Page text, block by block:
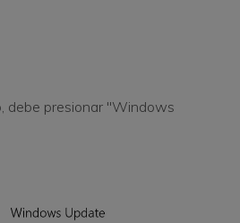
debe presionar "Windows